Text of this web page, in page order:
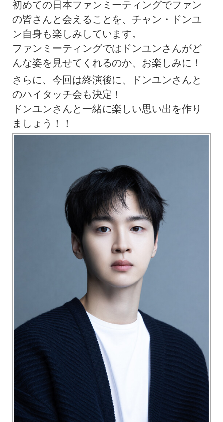
初めての日本ファンミーティングでファン
の皆さんと会えることを、チャン・ドンユ
ン自身も楽しみしています。
ファンミーティングではドンユンさんがど
んな姿を見せてくれるのか、お楽しみに！
さらに、今回は終演後に、ドンユンさんと
のハイタッチ会も決定！
ドンユンさんと一緒に楽しい思い出を作り
ましょう！！